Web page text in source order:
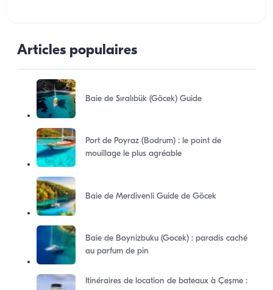
Articles populaires
Baie de Sıralıbük (Göcek) Guide
Port de Poyraz (Bodrum) : le point de
mouillage le plus agréable
Baie de Merdivenli Guide de Göcek
Baie de Boynizbuku (Gocek) : paradis caché
au parfum de pin
Itinéraires de location de bateaux à Çeşme :